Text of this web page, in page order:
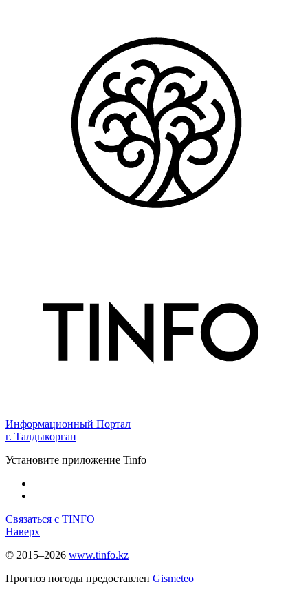
Информационный Портал
г. Талдыкорган
Установите приложение Tinfo
Связаться с TINFO
Наверх
© 2015–2026 www.tinfo.kz
Прогноз погоды предоставлен Gismeteo